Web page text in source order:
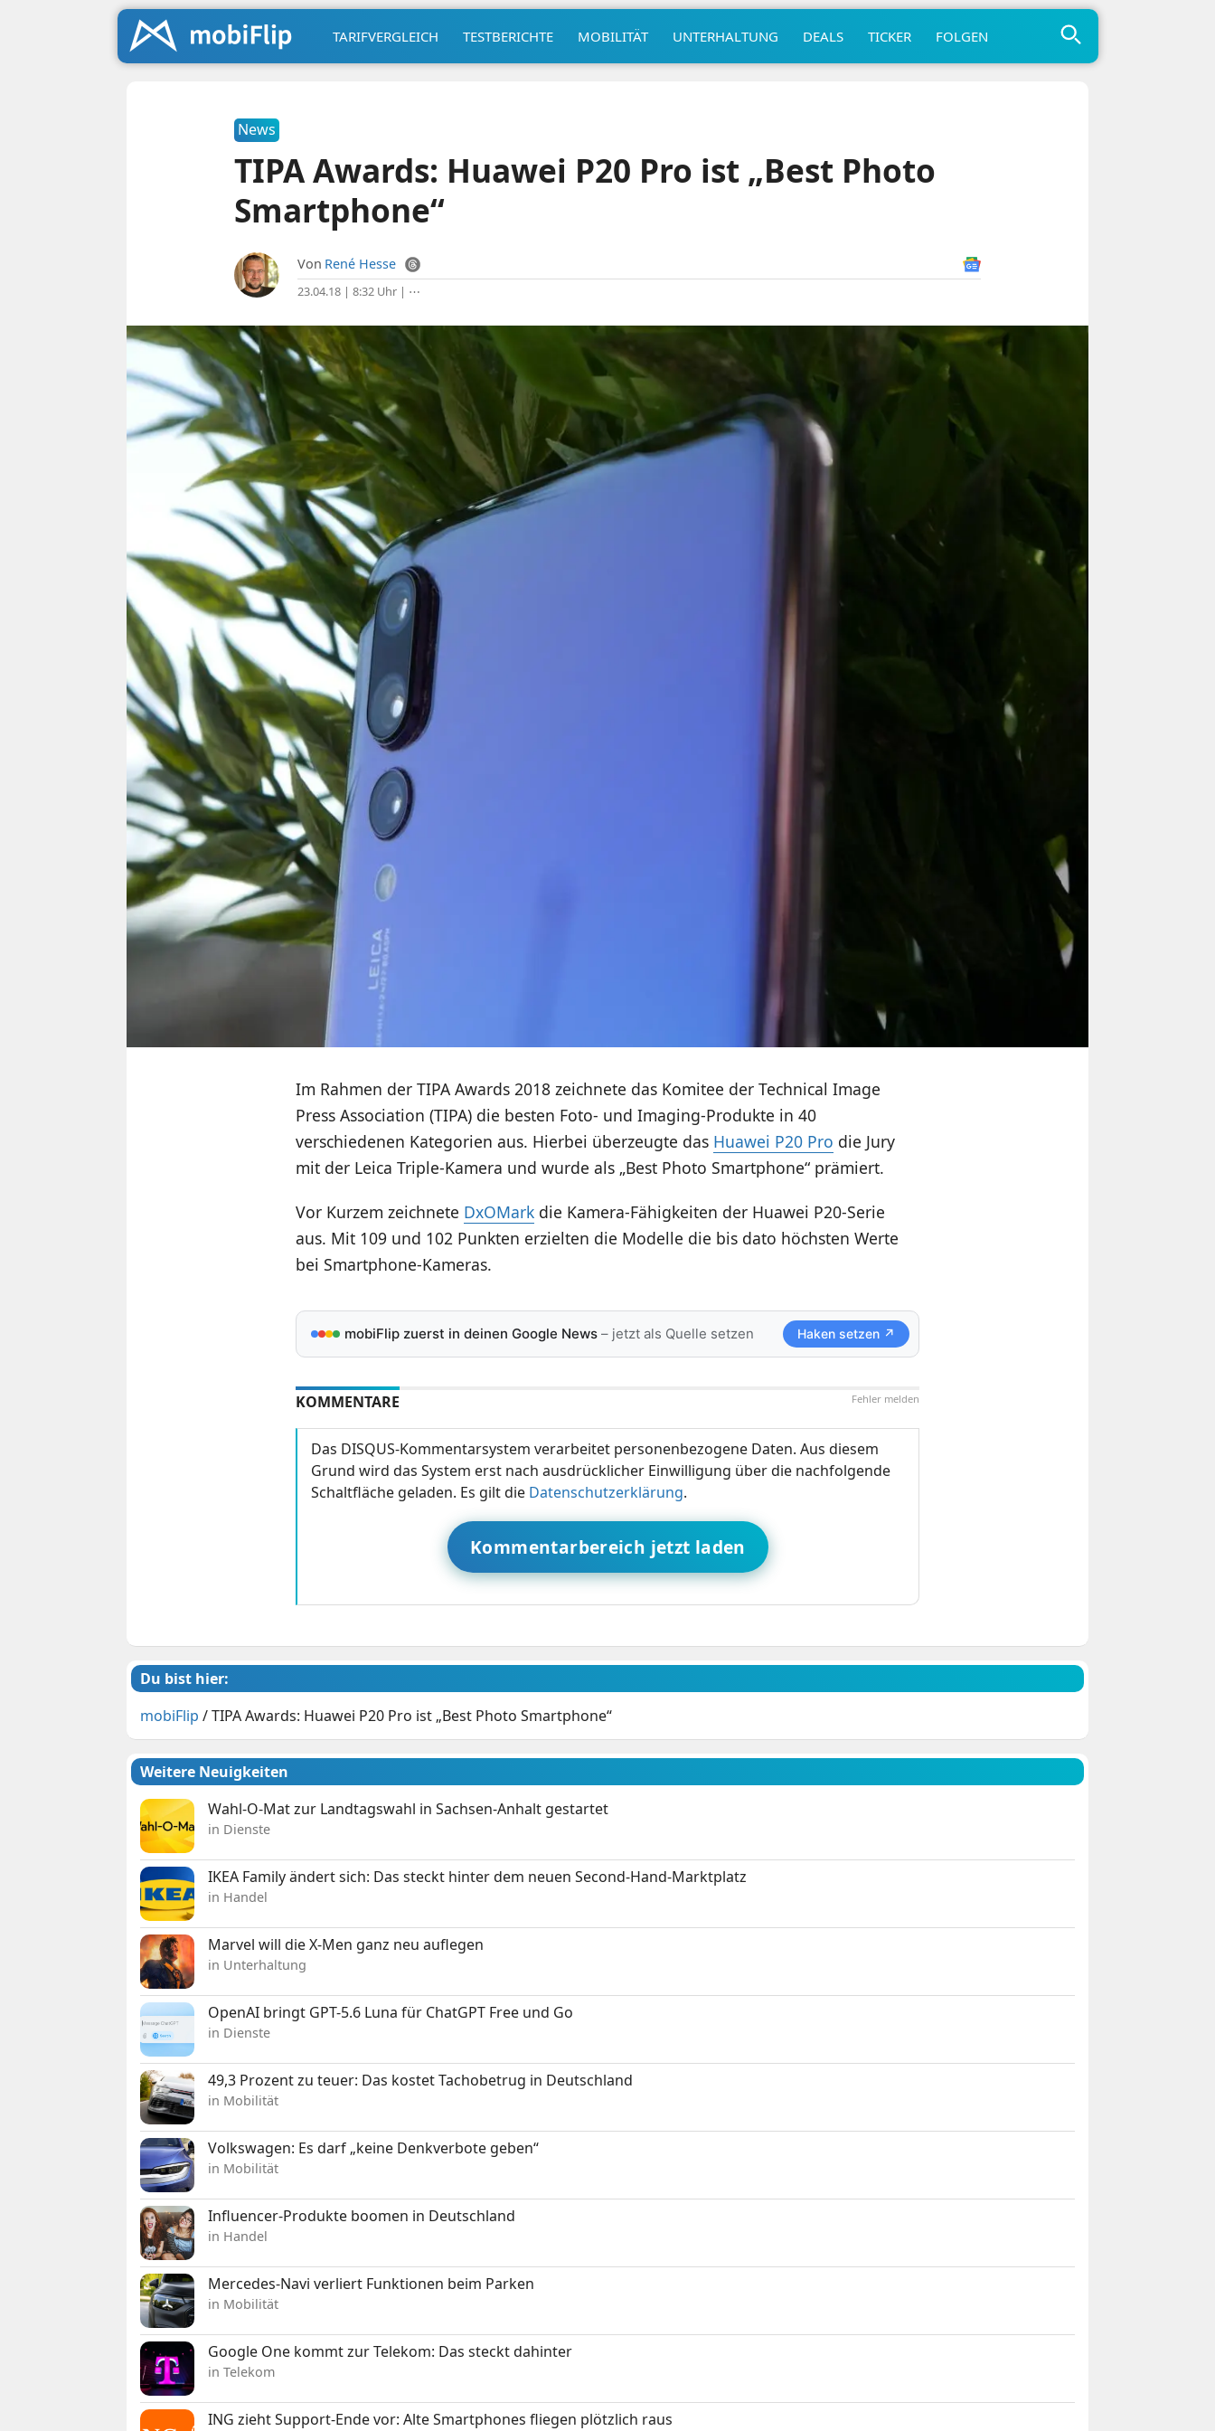
TARIFVERGLEICH TESTBERICHTE MOBILITÄT UNTERHALTUNG DEALS TICKER FOLGEN
News
TIPA Awards: Huawei P20 Pro ist „Best Photo
Smartphone“
Von René Hesse
23.04.18 | 8:32 Uhr| ⋯
Im Rahmen der TIPA Awards 2018 zeichnete das Komitee der Technical Image
Press Association (TIPA) die besten Foto- und Imaging-Produkte in 40
verschiedenen Kategorien aus. Hierbei überzeugte das Huawei P20 Pro die Jury
mit der Leica Triple-Kamera und wurde als „Best Photo Smartphone“ prämiert.
Vor Kurzem zeichnete DxOMarkdie Kamera-Fähigkeiten der Huawei P20-Serie
aus. Mit 109 und 102 Punkten erzielten die Modelle die bis dato höchsten Werte
bei Smartphone-Kameras.
mobiFlip zuerst in deinen Google News– jetzt als Quelle setzen Haken setzen ↗
Fehler melden
KOMMENTARE
Das DISQUS-Kommentarsystem verarbeitet personenbezogene Daten. Aus diesem
Grund wird das System erst nach ausdrücklicher Einwilligung über die nachfolgende
Schaltfläche geladen. Es gilt die Datenschutzerklärung.
Kommentarbereich jetzt laden
Du bist hier:
mobiFlip /TIPA Awards: Huawei P20 Pro ist „Best Photo Smartphone“
Weitere Neuigkeiten
Wahl-O-Mat zur Landtagswahl in Sachsen-Anhalt gestartet
in Dienste
IKEA Family ändert sich: Das steckt hinter dem neuen Second-Hand-Marktplatz
in Handel
Marvel will die X-Men ganz neu auflegen
in Unterhaltung
OpenAI bringt GPT-5.6 Luna für ChatGPT Free und Go
in Dienste
49,3 Prozent zu teuer: Das kostet Tachobetrug in Deutschland
in Mobilität
Volkswagen: Es darf „keine Denkverbote geben“
in Mobilität
Influencer-Produkte boomen in Deutschland
in Handel
Mercedes-Navi verliert Funktionen beim Parken
in Mobilität
Google One kommt zur Telekom: Das steckt dahinter
in Telekom
ING zieht Support-Ende vor: Alte Smartphones fliegen plötzlich raus